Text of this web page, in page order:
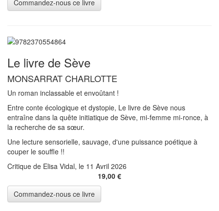
Le livre de Sève
MONSARRAT CHARLOTTE
Un roman inclassable et envoûtant !
Entre conte écologique et dystopie, Le livre de Sève nous
entraîne dans la quête initiatique de Sève, mi-femme mi-ronce, à
la recherche de sa sœur.
Une lecture sensorielle, sauvage, d'une puissance poétique à
couper le souffle !!
Critique de Elisa Vidal, le 11 Avril 2026
19,00 €